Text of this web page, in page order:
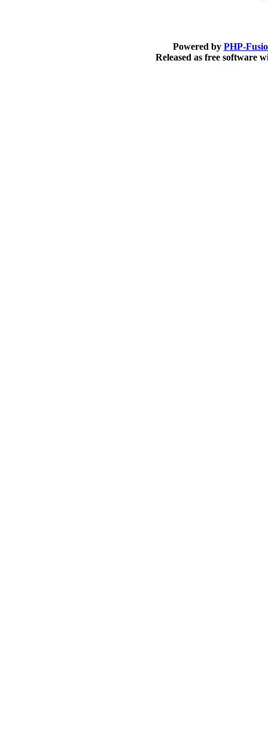
Powered by PHP-
Released as free software